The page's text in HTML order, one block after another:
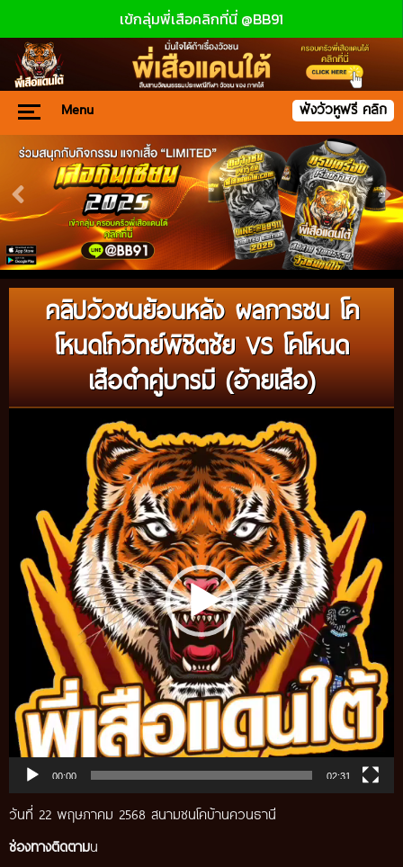
เข้กลุ่มพี่เสือคลิกที่นี่ @BB91
Menu ฟังวัวหูฟรี คลิก
คลิปวัวชนย้อนหลัง ผลการชน โค
โหนดโกวิทย์พิชิตชัย VS โคโหนด
เสือดำคู่บารมี (อ้ายเสือ)
00:00 02:31
วันที่ 22 พฤษภาคม 2568 สนามชนโคบ้านควนธานี
ช่องทางติดตามน